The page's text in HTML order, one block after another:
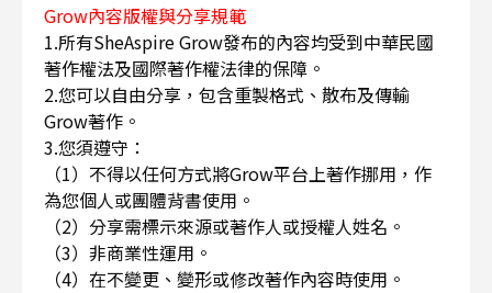
Grow內容版權與分享規範
1.所有SheAspire Grow發布的內容均受到中華民國
著作權法及國際著作權法律的保障。
2.您可以自由分享，包含重製格式、散布及傳輸
Grow著作。
3.您須遵守：
（1）不得以任何方式將Grow平台上著作挪用，作
為您個人或團體背書使用。
（2）分享需標示來源或著作人或授權人姓名。
（3）非商業性運用。
（4）在不變更、變形或修改著作內容時使用。